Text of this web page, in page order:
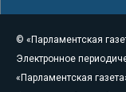
© «Парламентская
Электронное
«Парламентская